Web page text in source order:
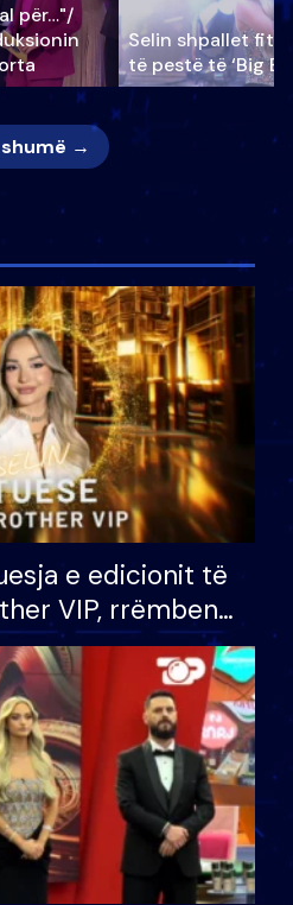
për…"/
Selin shpallet
të pestë të ‘Big
→
e edicionit të
VIP, rrëmben
100 mijë eurosh